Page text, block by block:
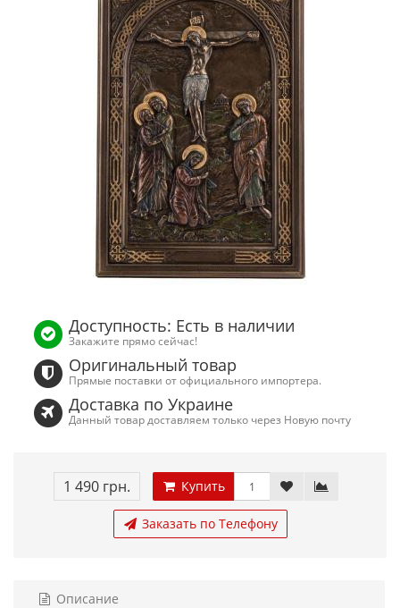
Доступность: Есть в наличии
Закажите прямо сейчас!
Оригинальный товар
Прямые поставки от официального импортера.
Доставка по Украине
Данный товар доставляем только через Новую почту
1 490 грн. Купить
Заказать по Телефону
Описание